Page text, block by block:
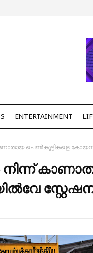
ENTERTAINMENT
പെൺകുട്ടികളെ